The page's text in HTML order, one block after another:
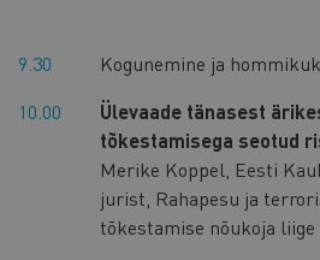
9.30
Kogunemine ja
10.00
Ülevaade tänasest
tõkestamisega seotud
Merike Koppel, Eesti
jurist, Rahapesu ja
tõkestamise nõukoja liige